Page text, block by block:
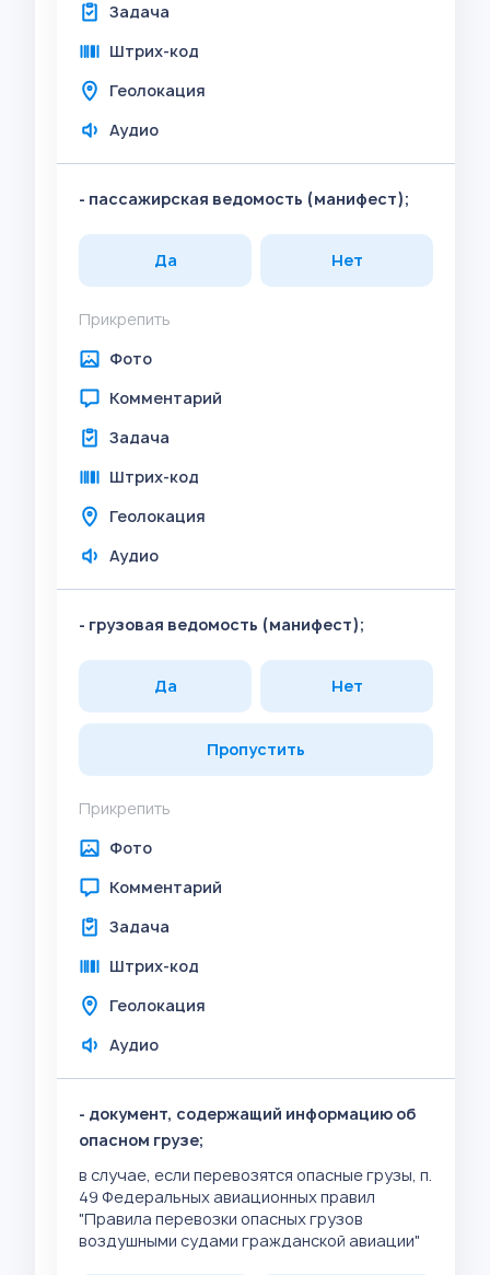
Задача
Штрих-код
Геолокация
Аудио
- пассажирская ведомость (манифест);
Да Нет
Прикрепить
Фото
Комментарий
Задача
Штрих-код
Геолокация
Аудио
- грузовая ведомость (манифест);
Да Нет
Пропустить
Прикрепить
Фото
Комментарий
Задача
Штрих-код
Геолокация
Аудио
- документ, содержащий информацию об
опасном грузе;
в случае, если перевозятся опасные грузы, п.
49 Федеральных авиационных правил
"Правила перевозки опасных грузов
воздушными судами гражданской авиации"